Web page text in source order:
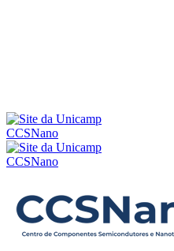
CCSNano
CCSNano